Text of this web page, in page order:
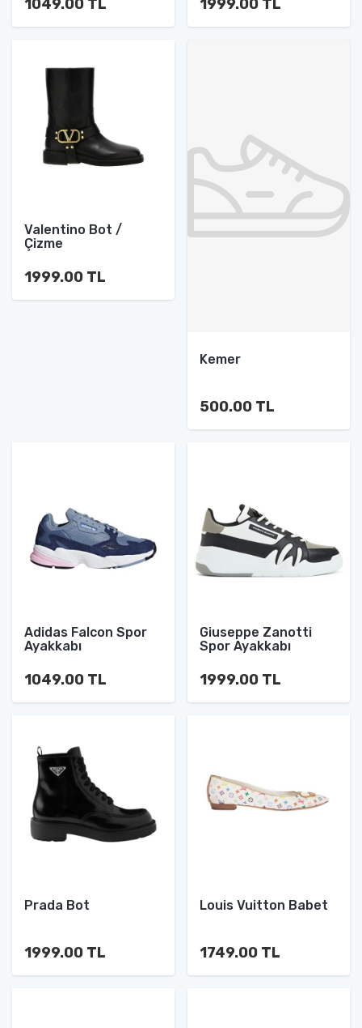
1049.00 TL 1999.00 TL
Valentino Bot /
Çizme
1999.00 TL
Kemer
500.00 TL
Adidas Falcon Spor
Ayakkabı
1049.00 TL
Giuseppe Zanotti
Spor Ayakkabı
1999.00 TL
Prada Bot
1999.00 TL
Louis Vuitton Babet
1749.00 TL